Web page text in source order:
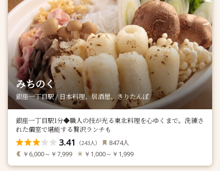
みちのく
銀座一丁目駅 / 日本料理、居酒屋、きりたんぽ
銀座一丁目駅1分◆職人の技が光る東北料理を心ゆくまで。洗練さ
れた個室で堪能する贅沢ランチも
3.41 （243人） 8474人
￥6,000～￥7,999 ￥1,000～￥1,999